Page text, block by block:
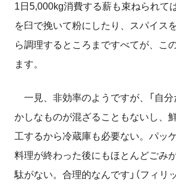
1日5,000kg消費する薪も束ねられて
を臼で挽いて粉にしたり、スパイス
ら調理するところまですべてが、こ
ます。
一見、非効率のようですが、「自
かしなものが混ざることもないし、
工するから冷蔵庫も必要ない。パッ
料理が終わった後にもほとんどごみ
駄がない。合理的なんです」（フィリ